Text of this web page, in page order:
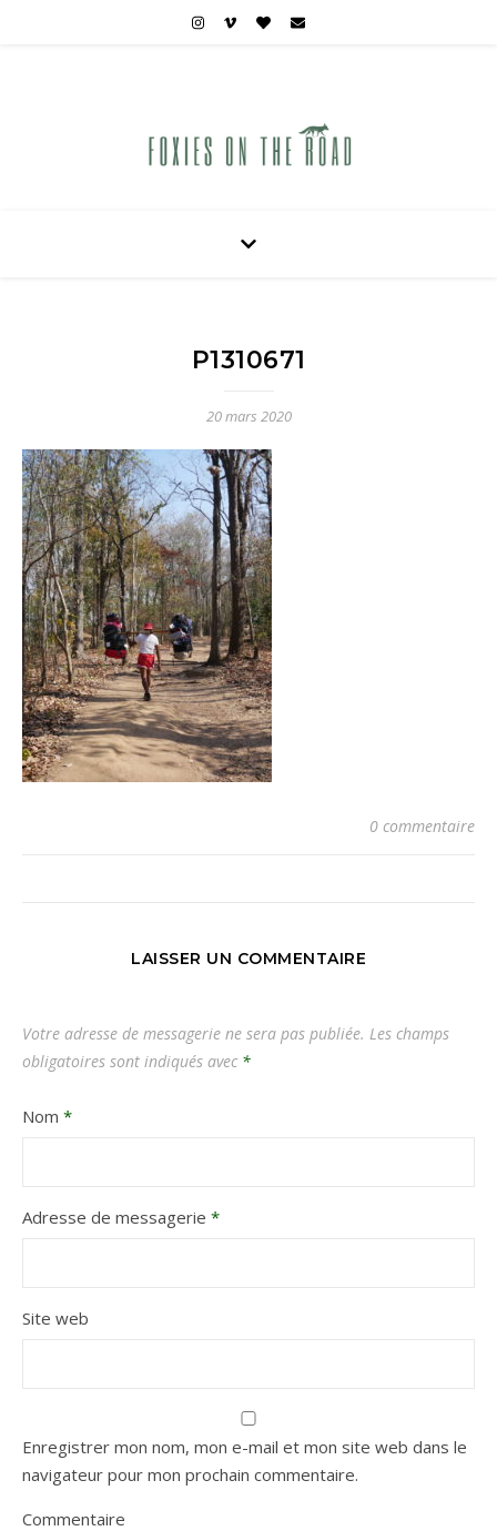
P1310671
20 mars 2020
0 commentaire
LAISSER UN COMMENTAIRE
Votre adresse de messagerie ne sera pas publiée. Les champs
obligatoires sont indiqués avec *
Nom *
Adresse de messagerie *
Site web
Enregistrer mon nom, mon e-mail et mon site web dans le
navigateur pour mon prochain commentaire.
Commentaire